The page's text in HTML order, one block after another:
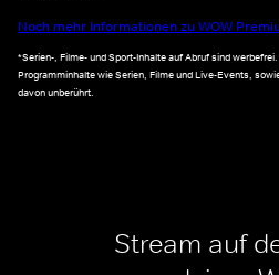
Noch mehr Informationen zu WOW
*Serien-, Filme- und Sport-Inhalte auf Abruf sind
Programminhalte wie Serien, Filme und Live-Events,
davon unberührt.
Stream auf